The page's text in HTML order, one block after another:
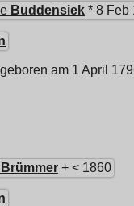
Buddensiek * 8 Feb
am 1 April
Brümmer + < 1860